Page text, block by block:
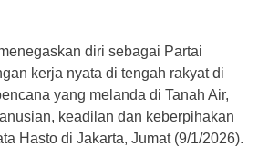
diri sebagai Partai
kerja nyata di tengah rakyat di
yang melanda di Tanah Air,
keadilan dan keberpihakan
Hasto di Jakarta, Jumat (9/1/2026).